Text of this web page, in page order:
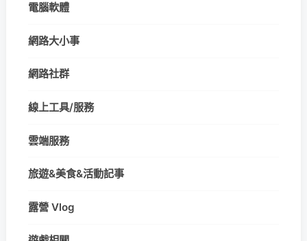
電腦軟體
網路大小事
網路社群
線上工具/服務
雲端服務
旅遊&美食&活動記事
露營 Vlog